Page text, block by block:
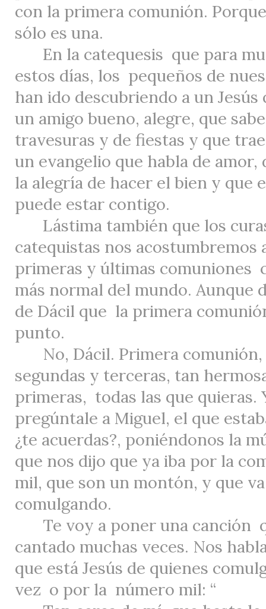
con la primera comunión.
sólo es una.
En la catequesis que para
estos días, los pequeños de
han ido descubriendo a un
un amigo bueno, alegre, que
travesuras y de fiestas y que
un evangelio que habla de amor,
la alegría de hacer el bien y que
puede estar contigo.
Lástima también que los
catequistas nos acostumbremos
primeras y últimas comuniones
más normal del mundo. Aunque
de Dácil que la primera
punto.
No, Dácil. Primera
segundas y terceras, tan
primeras, todas las que quieras.
pregúntale a Miguel, el que
¿te acuerdas?, poniéndonos la
que nos dijo que ya iba por la
mil, que son un montón, y que
comulgando.
Te voy a poner una canción
cantado muchas veces. Nos
que está Jesús de quienes
vez o por la número mil: “